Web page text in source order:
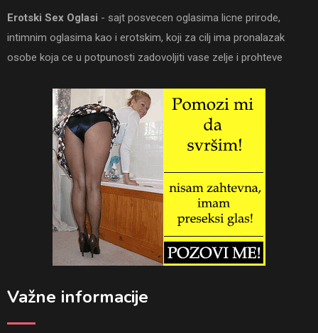
Erotski Sex Oglasi - sajt posvecen oglasima licne prirode,
intimnim oglasima kao i erotskim, koji za cilj ima pronalazak
osobe koja ce u potpunosti zadovoljiti vase zelje i prohteve
Važne informacije